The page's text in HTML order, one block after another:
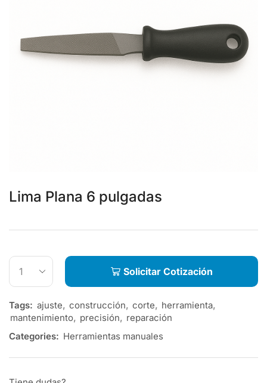
Lima Plana 6 pulgadas
Solicitar Cotización
Tags: ajuste, construcción, corte, herramienta,
mantenimiento, precisión, reparación
Categories: Herramientas manuales